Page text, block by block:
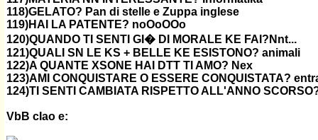
118)GELATO? Pan di stelle e Zuppa inglese
119)HAI LA PATENTE? noOoOOo
120)QUANDO TI SENTI GI� DI MORALE KE FAI?Nnt...
121)QUALI SN LE KS + BELLE KE ESISTONO? animali
122)A QUANTE XSONE HAI DTT TI AMO? Nex
123)AMI CONQUISTARE O ESSERE CONQUISTATA?
124)TI SENTI CAMBIATA RISPETTO ALL'ANNO
VbB cIao e: